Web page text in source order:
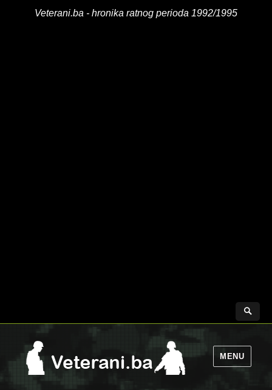
Veterani.ba - hronika ratnog perioda 1992/1995
MENU